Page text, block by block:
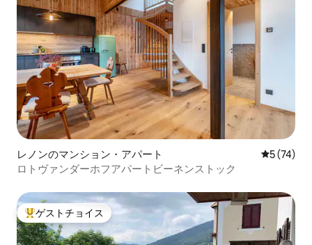
レノンのマンション・アパート レビュー
5 (74)
ロトヴァンダーホフアパートビーネンストック
大好評のゲストチョイスです。
ゲストチョイス